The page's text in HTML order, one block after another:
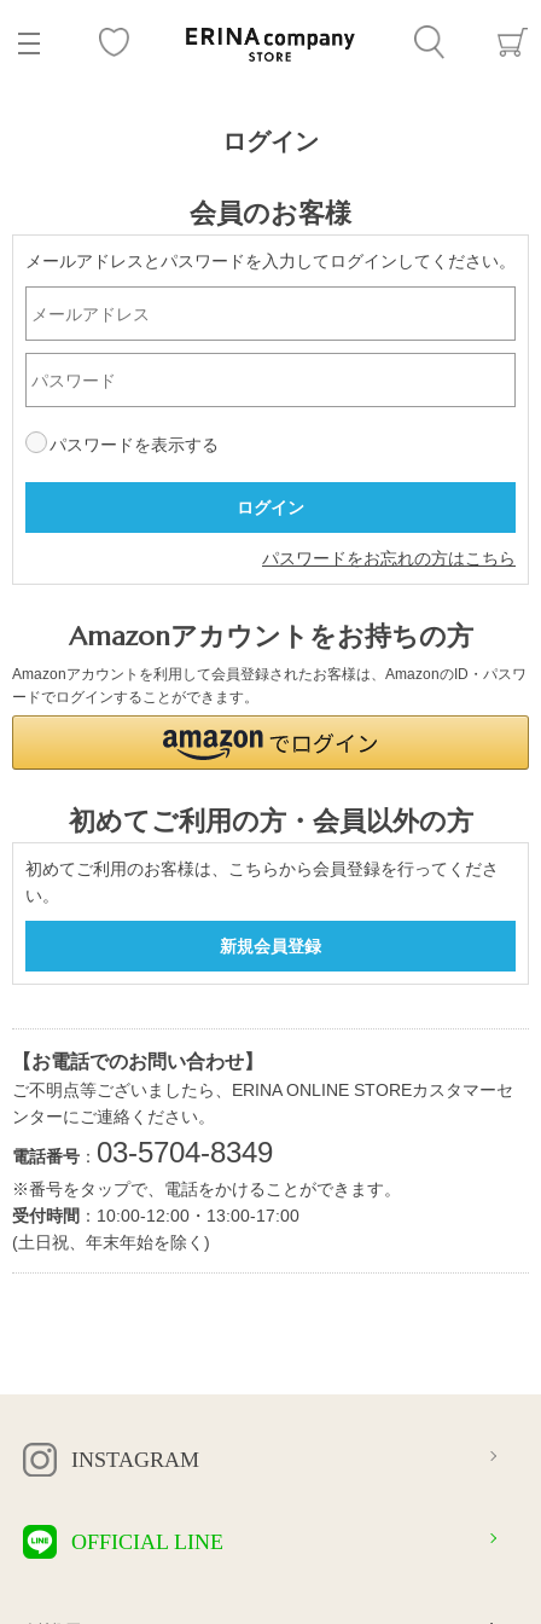
ログイン
会員のお客様
メールアドレスとパスワードを入力してログインしてください。
パスワードを表示する
パスワードをお忘れの方はこちら
Amazonアカウントをお持ちの方
Amazonアカウントを利用して会員登録されたお客様は、AmazonのID・パスワ
ードでログインすることができます。
初めてご利用の方・会員以外の方
初めてご利用のお客様は、こちらから会員登録を行ってくださ
い。
【お電話でのお問い合わせ】
ご不明点等ございましたら、ERINA ONLINE STOREカスタマーセ
ンターにご連絡ください。
電話番号 ： 03-5704-8349
※番号をタップで、電話をかけることができます。
受付時間 ：10:00-12:00・13:00-17:00
(土日祝、年末年始を除く)
INSTAGRAM
OFFICIAL LINE